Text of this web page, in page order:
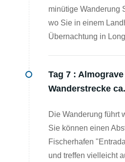
minütige Wanderung
wo Sie in einem
Übernachtung in
Tag 7 :
Wanderstrecke
Die Wanderung führt
Sie können einen
Fischerhafen
und treffen vielleicht